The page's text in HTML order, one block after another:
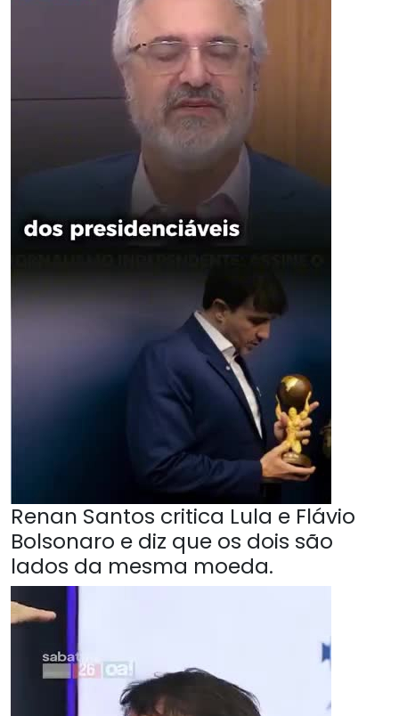
Renan Santos critica Lula e Flávio
Bolsonaro e diz que os dois são
lados da mesma moeda.